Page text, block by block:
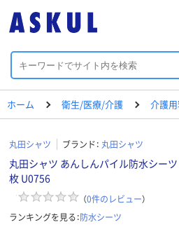
ホーム 衛生/医療/介護 介護用
丸田シャツ ブランド： 丸田シャツ
丸田シャツ あんしんパイル防水シー
枚 U0756
（0件のレビュー）
ランキングを見る：防水シーツ